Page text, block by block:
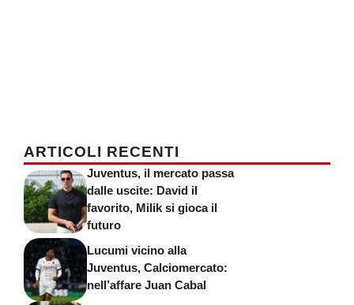
ARTICOLI RECENTI
Juventus, il mercato passa
dalle uscite: David il
favorito, Milik si gioca il
futuro
Lucumi vicino alla
Juventus, Calciomercato:
nell’affare Juan Cabal